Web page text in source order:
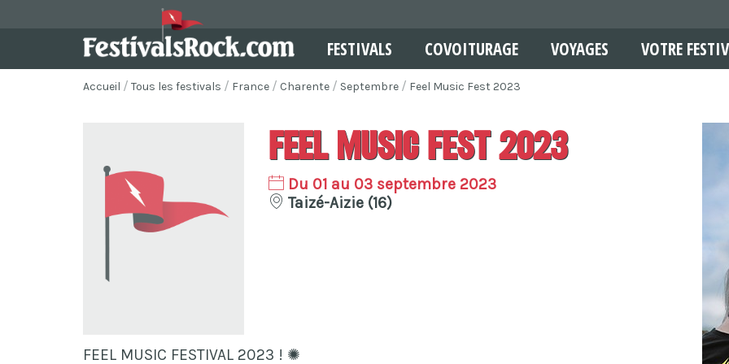
FESTIVALS COVOITURAGE VOYAGES VOTRE
Accueil Tous les festivals France Charente Septembre Feel Music Fest 2023
Feel Music Fest 2023
Du 01 au 03 septembre 2023
Taizé-Aizie (16)
FEEL MUSIC FESTIVAL 2023 ! ✺